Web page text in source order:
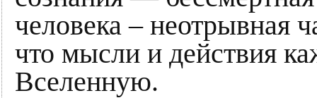
человека – неотрывная
что мысли и действия
Вселенную.